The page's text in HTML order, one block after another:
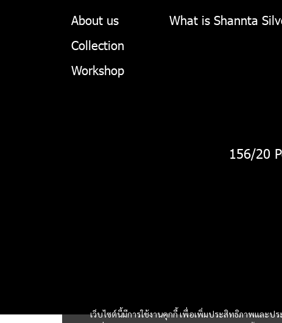
เว็บไซต์นี้มีการใช้งานคุกกี้ เพื่อเพิ่มประสิทธิภาพและป
About us
Collection
Workshop
What is Shannta
156/20